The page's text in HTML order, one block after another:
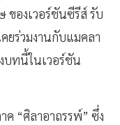
ของเวอร์ชันซีรีส์ รับ
ยร่วมงานกับแมคลา
บทนี้ในเวอร์ชัน
ค “ศิลาอาถรรพ์” ซึ่ง